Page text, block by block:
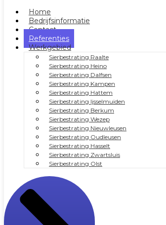
Home
Bedrijfsinformatie
Contact
Referenties
Werkgebied
Sierbestrating Raalte
Sierbestrating Heino
Sierbestrating Dalfsen
Sierbestrating Kampen
Sierbestrating Hattem
Sierbestrating Ijsselmuiden
Sierbestrating Berkum
Sierbestrating Wezep
Sierbestrating Nieuwleusen
Sierbestrating Oudleusen
Sierbestrating Hasselt
Sierbestrating Zwartsluis
Sierbestrating Olst